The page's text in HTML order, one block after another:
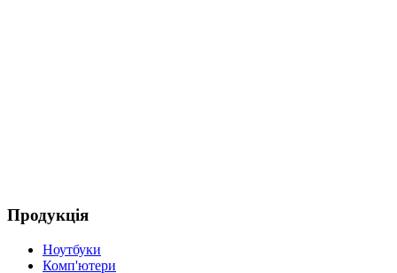
Продукція
Ноутбуки
Комп'ютери